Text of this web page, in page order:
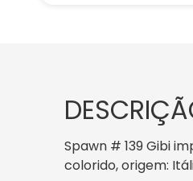
Spawn # 139 Gibi
colorido, origem: